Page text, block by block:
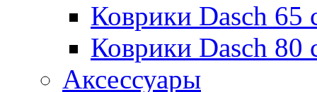
Коврики Dasch 65
Коврики Dasch 80
Аксессуары